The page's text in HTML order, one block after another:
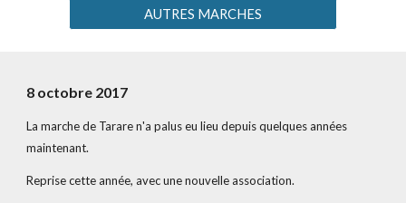
AUTRES MARCHES
8 octobre 2017
La marche de Tarare n'a palus eu lieu depuis quelques années
maintenant.
Reprise cette année, avec une nouvelle association.